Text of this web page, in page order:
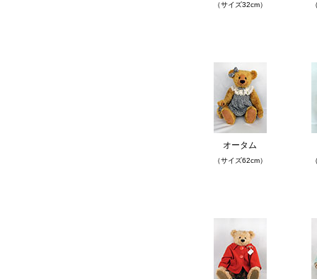
（サイズ32cm）
オータム
（サイズ62cm）